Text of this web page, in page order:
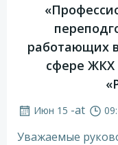
работающих
сфере ЖКХ
Июн 15 -at
Уважаемые